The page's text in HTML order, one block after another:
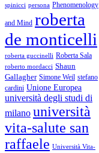
spinicci persona Phenomenology
and Mind roberta
de monticelli
roberta guccinelli Roberta Sala
roberto mordacci Shaun
Gallagher Simone Weil stefano
cardini Unione Europea
università degli studi di
milano università
vita-salute san
raffaele Università Vita-